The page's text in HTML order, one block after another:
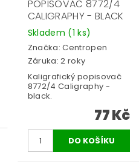
POPISOVAČ 8772/4
CALIGRAPHY - BLACK
Skladem (1 ks)
Značka:Centropen
Záruka: 2 roky
Kaligrafický popisovač
8772/4 Caligraphy -
black.
77 Kč